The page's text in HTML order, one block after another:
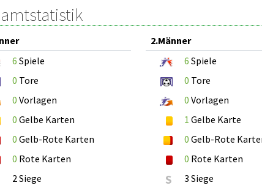
6 Spiele
0 Tore
0 Vorlagen
0 Gelbe Karten
0 Gelb-Rote Karten
0 Rote Karten
2 Siege
2.Männer
6 Spiele
0 Tore
0 Vorlagen
1 Gelbe Karte
0 Gelb-Rote
0 Rote Karten
S 3 Siege